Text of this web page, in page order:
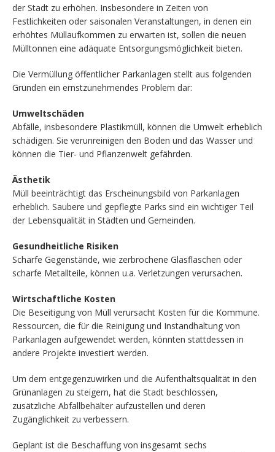
der Stadt zu erhöhen. Insbesondere in Zeiten von
Festlichkeiten oder saisonalen Veranstaltungen, in denen ein
erhöhtes Müllaufkommen zu erwarten ist, sollen die neuen
Mülltonnen eine adäquate Entsorgungsmöglichkeit bieten.
Die Vermüllung öffentlicher Parkanlagen stellt aus folgenden
Gründen ein ernstzunehmendes Problem dar:
Umweltschäden
Abfälle, insbesondere Plastikmüll, können die Umwelt erheblich
schädigen. Sie verunreinigen den Boden und das Wasser und
können die Tier- und Pflanzenwelt gefährden.
Ästhetik
Müll beeinträchtigt das Erscheinungsbild von Parkanlagen
erheblich. Saubere und gepflegte Parks sind ein wichtiger Teil
der Lebensqualität in Städten und Gemeinden.
Gesundheitliche Risiken
Scharfe Gegenstände, wie zerbrochene Glasflaschen oder
scharfe Metallteile, können u.a. Verletzungen verursachen.
Wirtschaftliche Kosten
Die Beseitigung von Müll verursacht Kosten für die Kommune.
Ressourcen, die für die Reinigung und Instandhaltung von
Parkanlagen aufgewendet werden, könnten stattdessen in
andere Projekte investiert werden.
Um dem entgegenzuwirken und die Aufenthaltsqualität in den
Grünanlagen zu steigern, hat die Stadt beschlossen,
zusätzliche Abfallbehälter aufzustellen und deren
Zugänglichkeit zu verbessern.
Geplant ist die Beschaffung von insgesamt sechs